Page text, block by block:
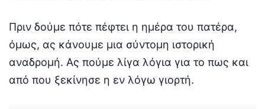
Πριν δούμε πότε πέφτει η ημέρα του πατέρα,
όμως, ας κάνουμε μια σύντομη ιστορική
αναδρομή. Ας πούμε λίγα λόγια για το πως και
από που ξεκίνησε η εν λόγω γιορτή.